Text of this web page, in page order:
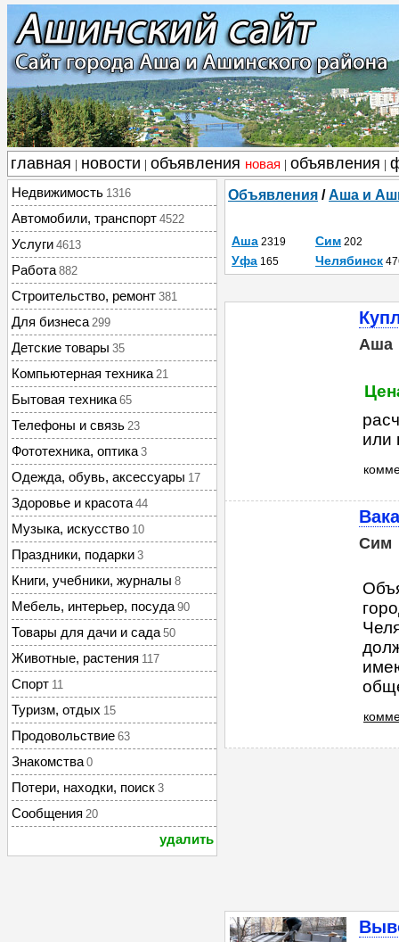
главная новости объявления новая объявления
Недвижимость 1316
Автомобили, транспорт 4522
Услуги 4613
Работа 882
Строительство, ремонт 381
Для бизнеса 299
Детские товары 35
Компьютерная техника 21
Бытовая техника 65
Телефоны и связь 23
Фототехника, оптика 3
Одежда, обувь, аксессуары 17
Здоровье и красота 44
Музыка, искусство 10
Праздники, подарки 3
Книги, учебники, журналы 8
Мебель, интерьер, посуда 90
Товары для дачи и сада 50
Животные, растения 117
Спорт 11
Туризм, отдых 15
Продовольствие 63
Знакомства 0
Потери, находки, поиск 3
Сообщения 20
удалить
Объявления /Аша и
Аша 2319 Сим 202
Уфа 165 Челябинск
Аша
или
Сим